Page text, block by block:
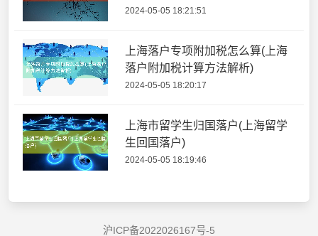
2024-05-05 18:21:51
上海落户专项附加税怎么算(上海
落户附加税计算方法解析)
2024-05-05 18:20:17
上海市留学生归国落户(上海留学
生回国落户)
2024-05-05 18:19:46
沪ICP备2022026167号-5